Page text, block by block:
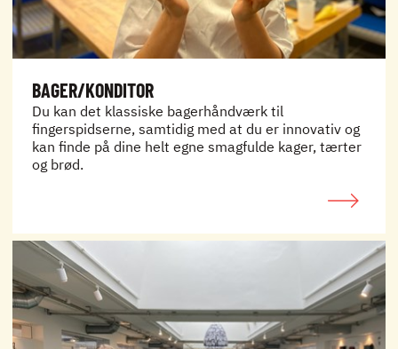
BAGER/KONDITOR
Du kan det klassiske bagerhåndværk til
fingerspidserne, samtidig med at du er innovativ og
kan finde på dine helt egne smagfulde kager, tærter
og brød.